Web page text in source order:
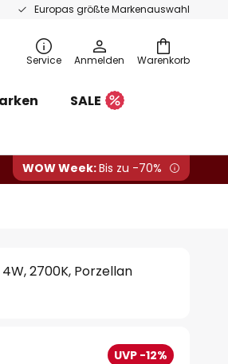
Europas größte Markenauswahl
Warenkorb
Service Anmelden
SALE
WOW Week:Bis zu -70%
2700K, Porzellan
UVP -12%